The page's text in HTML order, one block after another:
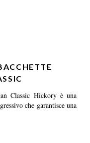
Classic Hickory è una
che garantisce una